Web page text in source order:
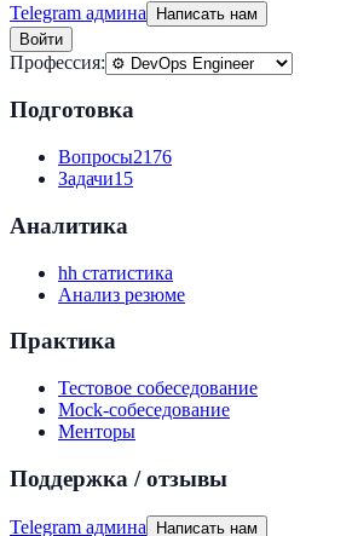
Telegram админа
Написать нам
Войти
Профессия:
Подготовка
Вопросы2176
Задачи15
Аналитика
hh статистика
Анализ резюме
Практика
Тестовое собеседование
Mock-собеседование
Менторы
Поддержка / отзывы
Telegram админа Написать нам